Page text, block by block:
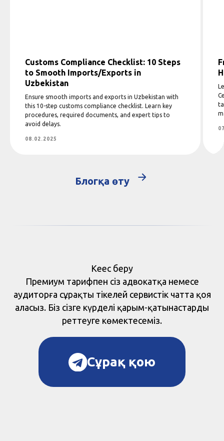
Customs Compliance Checklist: 10 Steps
to Smooth Imports/Exports in
Uzbekistan
Ensure smooth imports and exports in Uzbekistan with
this 10-step customs compliance checklist. Learn key
procedures, required documents, and expert tips to
avoid delays.
08.02.2025
Блогқа өту
Кеңес беру
Премиум тарифпен сіз адвокатқа немесе
аудиторға сұрақты тікелей сервистік чатта қоя
аласыз. Біз сізге күрделі қарым-қатынастарды
реттеуге көмектесеміз.
Сұрақ қою